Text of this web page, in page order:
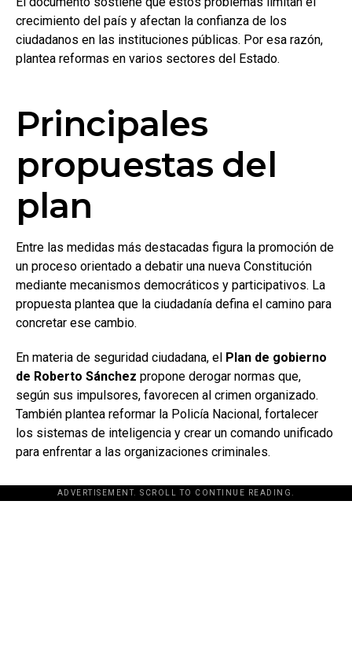
crecimiento del país y afectan la confianza de los
ciudadanos en las instituciones públicas. Por esa razón,
plantea reformas en varios sectores del Estado.
Principales
propuestas del
plan
Entre las medidas más destacadas figura la promoción de
un proceso orientado a debatir una nueva Constitución
mediante mecanismos democráticos y participativos. La
propuesta plantea que la ciudadanía defina el camino para
concretar ese cambio.
En materia de seguridad ciudadana, el Plan de gobierno
de Roberto Sánchez propone derogar normas que,
según sus impulsores, favorecen al crimen organizado.
También plantea reformar la Policía Nacional, fortalecer
los sistemas de inteligencia y crear un comando unificado
para enfrentar a las organizaciones criminales.
ADVERTISEMENT. SCROLL TO CONTINUE READING.